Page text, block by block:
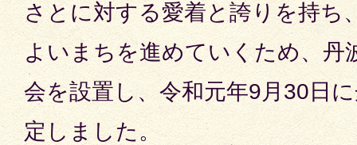
さとに対する愛着と誇りを持ち
よいまちを進めていくため、丹
会を設置し、令和元年9月30日
定しました。